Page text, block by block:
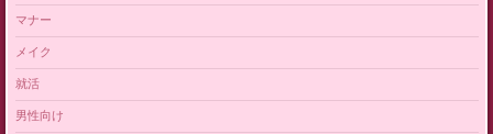
マナー
メイク
就活
男性向け